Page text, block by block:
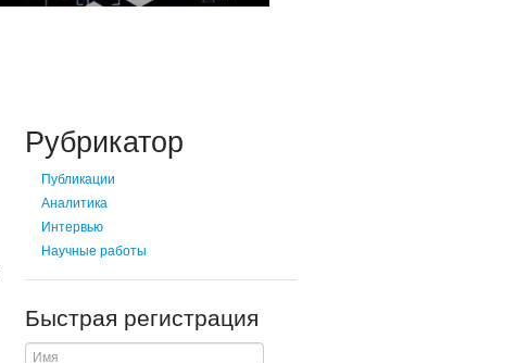
Рубрикатор
Публикации
Аналитика
Интервью
Научные работы
Быстрая регистрация